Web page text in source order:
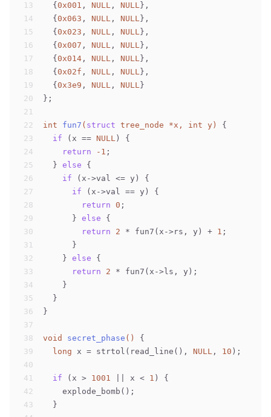
13
14
15
16
17
18
19
20
21
22
23
24
25
26
27
28
29
30
31
32
33
34
35
36
37
38
39
40
41
42
43
  {
0x001 , NULL , NULL },
  {
0x063 , NULL , NULL },
  {
0x023 , NULL , NULL },
  {
0x007 , NULL , NULL },
  {
0x014 , NULL , NULL },
  {
0x02f , NULL , NULL },
  {
0x3e9 , NULL , NULL }
};
int fun7 ( struct tree_node *x, int y)
{
if (x == NULL ) {
return
-1 ;
  }
else {
if (x->val <= y) {
if (x->val == y) {
return 0 ;
      }
else {
return
2 * fun7(x->rs, y) + 1 ;
      }
    }
else {
return
2 * fun7(x->ls, y);
    }
  }
}
void secret_phase ()
{
long x = strtol(read_line(), NULL , 10 );
if (x > 1001 || x < 1 ) {
    explode_bomb();
  }